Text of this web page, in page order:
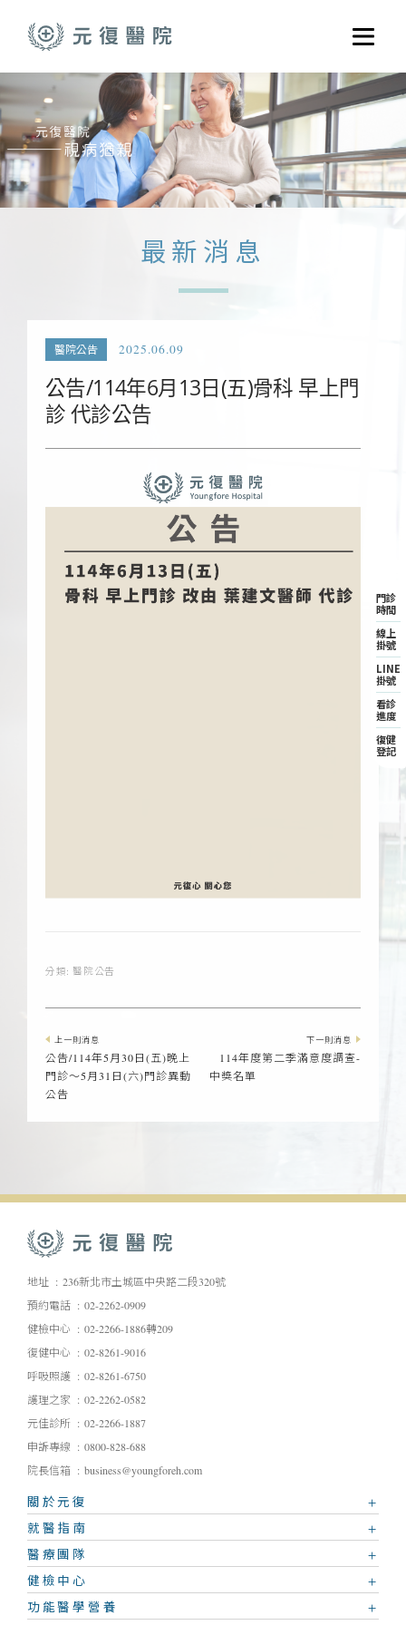
選單
關於元復
就醫指南
醫學門診
醫療養護服務
最新消息
醫院公告 2025.06.09
公告/114年6月13日(五)骨科 早上門
診 代診公告
分類: 醫院公告
上一則消息
公告/114年5月30日(五)晚上
門診～5月31日(六)門診異動
公告
下一則消息
114年度第二季滿意度調查-
中獎名單
地址
236新北市土城區中央路二段320號
預約電話
02-2262-0909
健檢中心
02-2266-1886轉209
復健中心
02-8261-9016
呼吸照護
02-8261-6750
護理之家
02-2262-0582
元佳診所
02-2266-1887
申訴專線
0800-828-688
院長信箱
business@youngforeh.com
關於元復
就醫指南
醫療團隊
健檢中心
功能醫學營養
門診
時間
線上
掛號
LINE
掛號
看診
進度
復健
登記